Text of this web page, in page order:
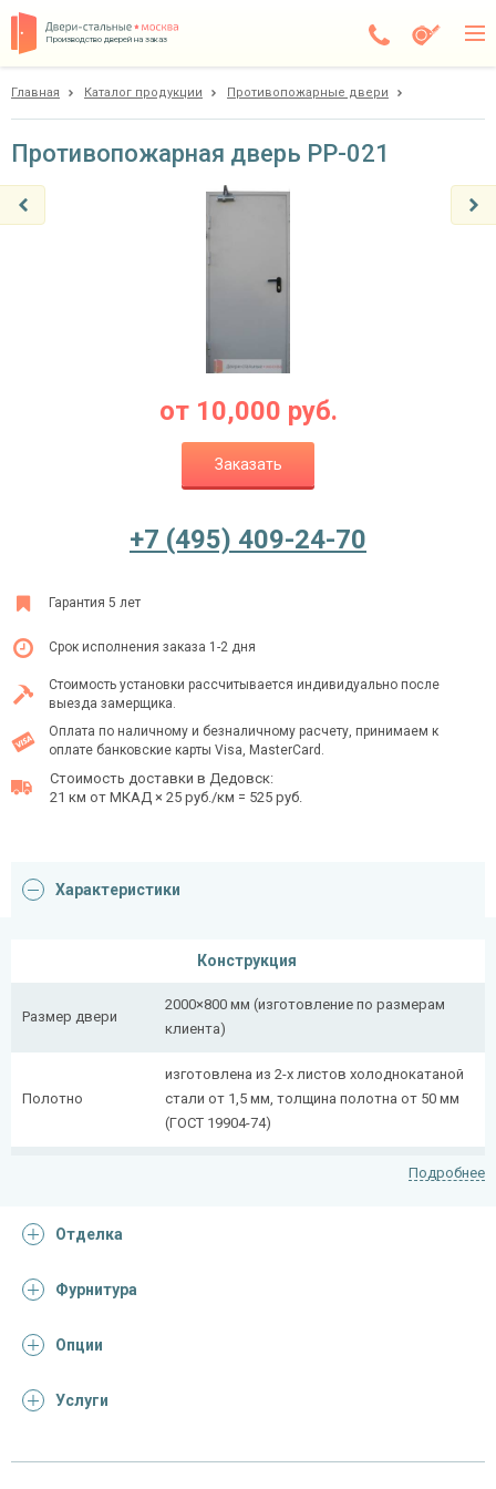
Производство дверей на заказ
О компании
+7 (495) 409-24-70
Дедовск
Главная Каталог продукции Противопожарные двери
Противопожарная дверь PP-021
от 10,000 руб.
Заказать
+7 (495) 409-24-70
Гарантия 5 лет
Срок исполнения заказа 1-2 дня
Стоимость установки рассчитывается индивидуально после
выезда замерщика.
Оплата по наличному и безналичному расчету, принимаем к
оплате банковские карты Visa, MasterCard.
Стоимость доставки в Дедовск:
21 км от МКАД × 25 руб./км = 525 руб.
Характеристики
Конструкция
Размер двери
2000×800 мм (изготовление по размерам
клиента)
Полотно
изготовлена из 2-х листов холоднокатаной
стали от 1,5 мм, толщина полотна от 50 мм
(ГОСТ 19904-74)
сложногнутый профиль (из профильной
Ребра жесткости
«Nemef» с личинкой-цилиндром, шпингалет-
Подробнее
Отделка
Фурнитура
Опции
Услуги